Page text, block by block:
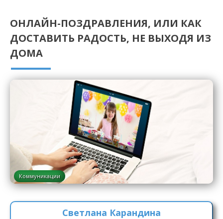
ОНЛАЙН-ПОЗДРАВЛЕНИЯ, ИЛИ КАК
ДОСТАВИТЬ РАДОСТЬ, НЕ ВЫХОДЯ ИЗ
ДОМА
Коммуникации
Светлана Карандина